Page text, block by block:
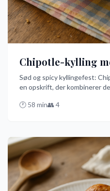
Chipotle-kylling
Sød og spicy kyllingefest:
en opskrift, der kombinerer
smagsløg til at danse. Denne
🕐 58 min👥 4